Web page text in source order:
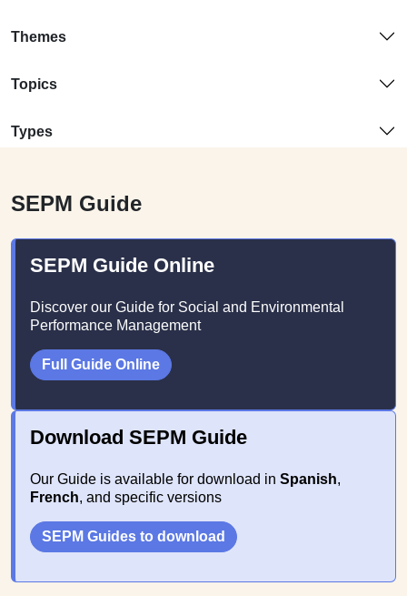
SEPM Guide
SEPM Guide Online
Discover our Guide for Social and Environmental
Performance Management
Full Guide Online
Download SEPM Guide
Our Guide is available for download in Spanish,
French, and specific versions
SEPM Guides to download
Themes
Topics
Types